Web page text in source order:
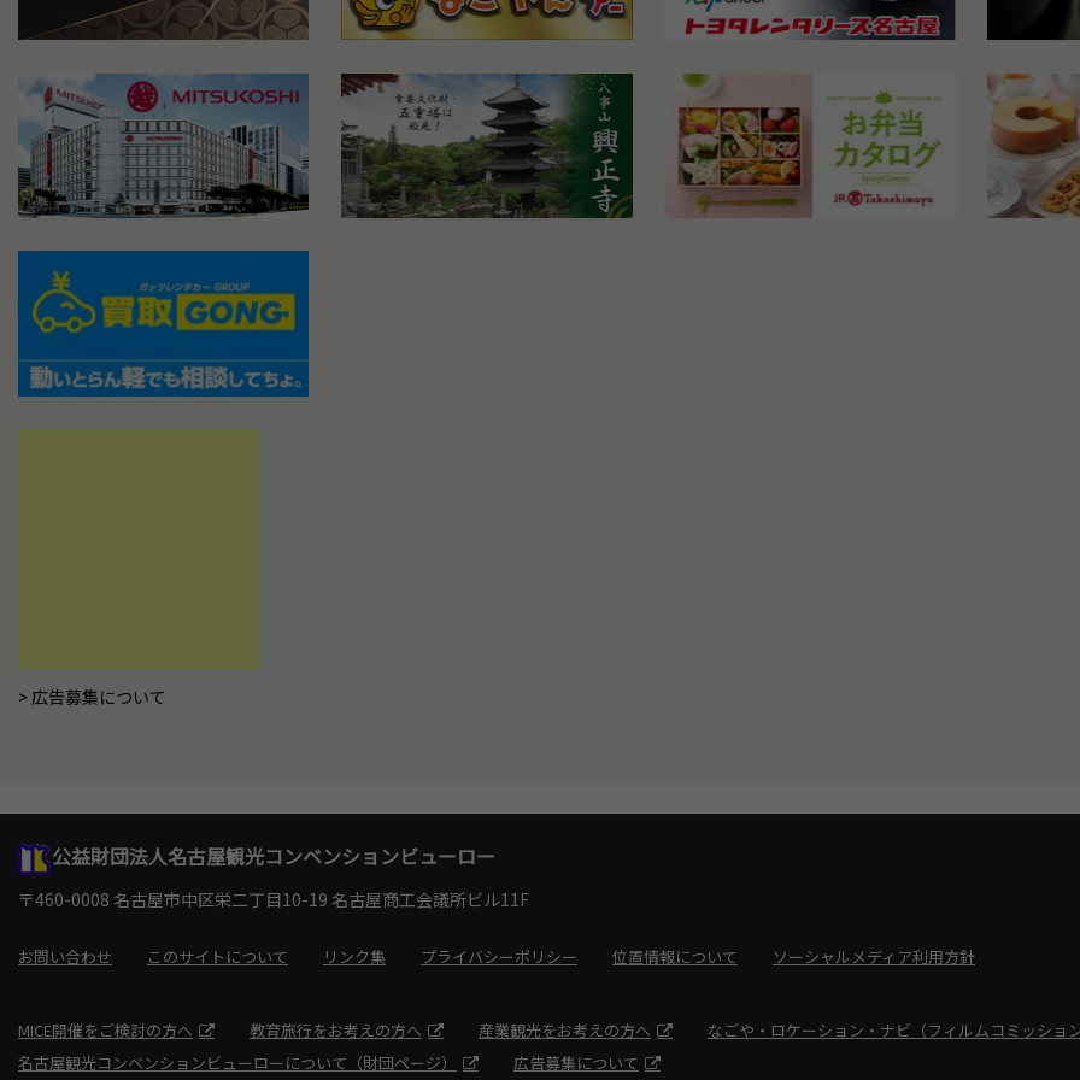
広告募集について
公益財団法人名古屋観光コンベンションビューロー
〒460-0008 名古屋市中区栄二丁目10-19 名古屋商工会議所ビル11F
お問い合わせ このサイトについて リンク集 プライバシーポリシー 位置情報について ソーシャルメディア利用方針
MICE開催をご検討の方へ 教育旅行をお考えの方へ 産業観光をお考えの方へ
なごや・ロケーション・ナビ（フィルムコミッショ
名古屋観光コンベンションビューローについて（財団ページ）
広告募集について